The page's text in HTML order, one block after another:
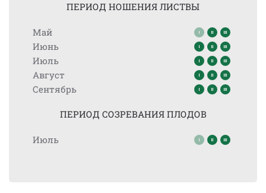
ПЕРИОД НОШЕНИЯ ЛИСТВЫ
Май
Июнь
Июль
Август
Сентябрь
ПЕРИОД СОЗРЕВАНИЯ ПЛОДОВ
Июль